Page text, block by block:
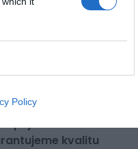
Policy
od distribútora
kvalitu